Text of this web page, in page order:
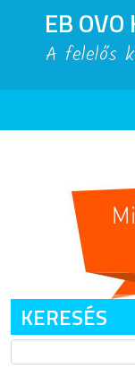
EB
A felelős
KERESÉS